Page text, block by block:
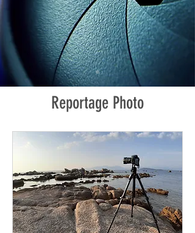
Reportage Photo